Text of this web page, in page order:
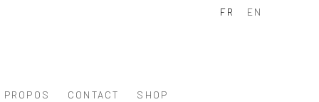
PROPOS CONTACT SHOP
FR EN